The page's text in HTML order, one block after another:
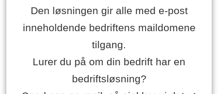
Den løsningen gir alle med e-post
inneholdende bedriftens maildomene
tilgang.
Lurer du på om din bedrift har en
bedriftsløsning?